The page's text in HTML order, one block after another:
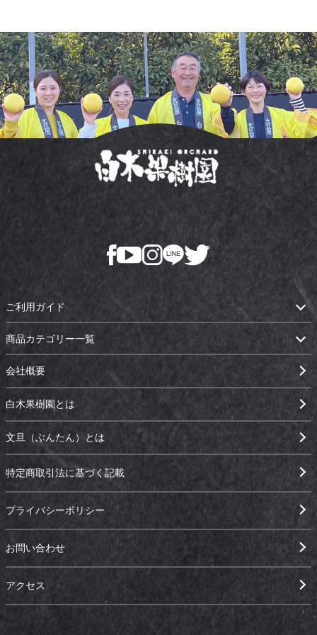
ご利用ガイド
商品カテゴリー一覧
会社概要
白木果樹園とは
文旦（ぶんたん）とは
特定商取引法に基づく記載
プライバシーポリシー
お問い合わせ
アクセス